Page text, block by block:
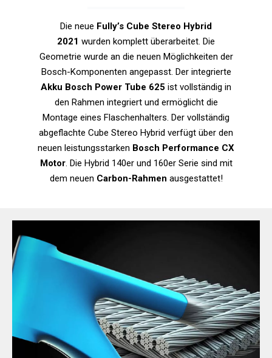
Die neue Fully’s Cube Stereo Hybrid
2021 wurden komplett überarbeitet. Die
Geometrie wurde an die neuen Möglichkeiten der
Bosch-Komponenten angepasst. Der integrierte
Akku Bosch Power Tube 625 ist vollständig in
den Rahmen integriert und ermöglicht die
Montage eines Flaschenhalters. Der vollständig
abgeflachte Cube Stereo Hybrid verfügt über den
neuen leistungsstarken Bosch Performance CX
Motor. Die Hybrid 140er und 160er Serie sind mit
dem neuen Carbon-Rahmen ausgestattet!